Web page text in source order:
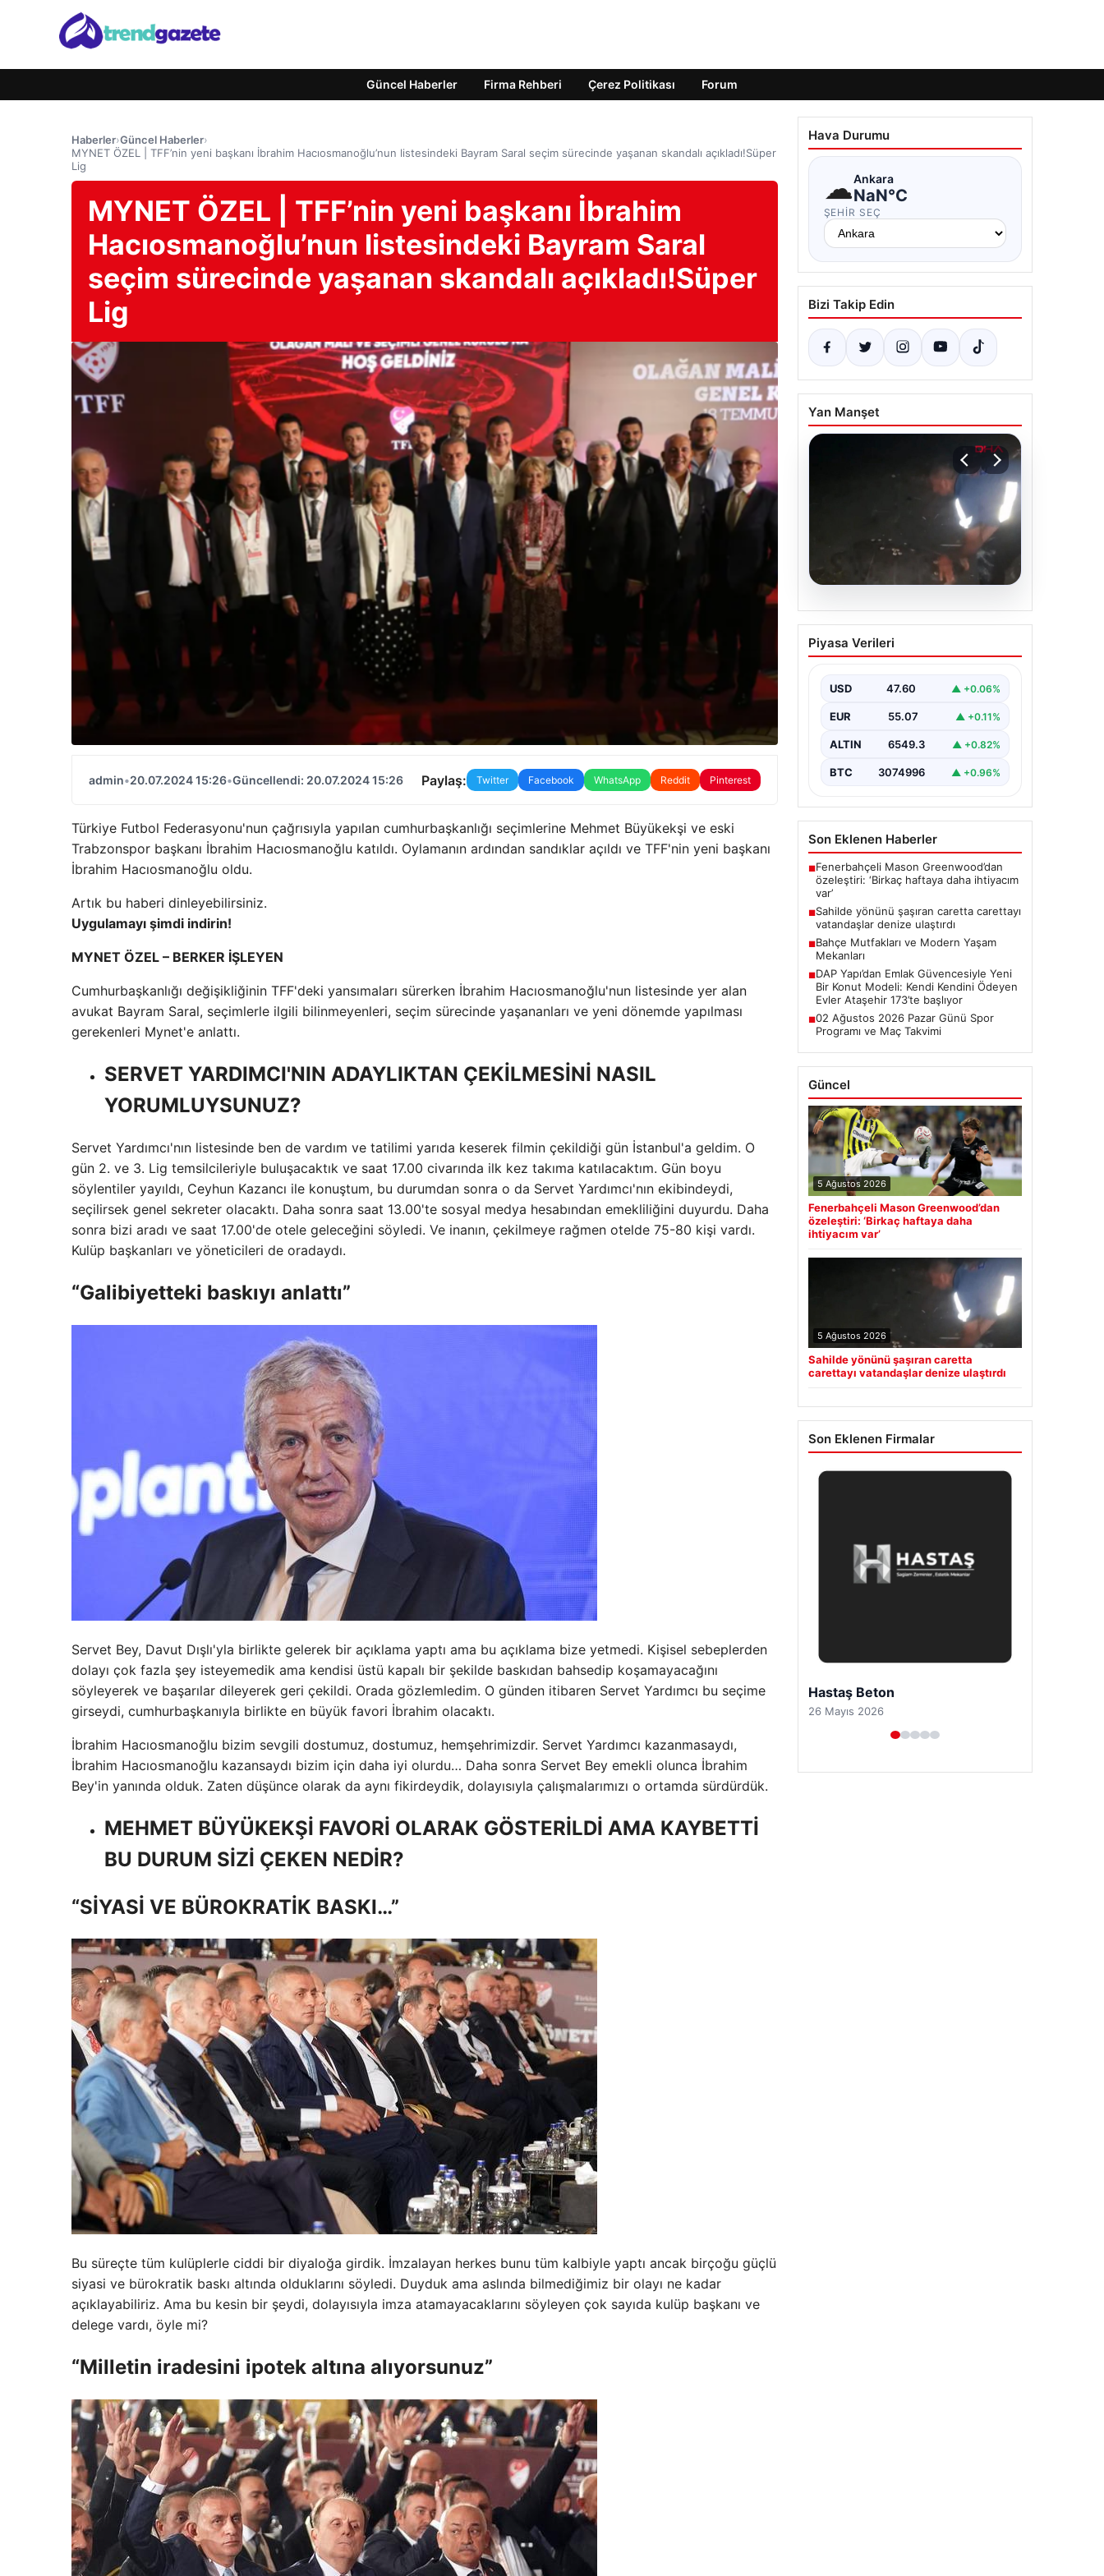
Güncel Haberler Firma Rehberi Çerez Politikası Forum
Haberler›Güncel Haberler›
MYNET ÖZEL | TFF’nin yeni başkanı İbrahim Hacıosmanoğlu’nun listesindeki Bayram Saral seçim sürecinde yaşanan skandalı açıkladı!Süper
Lig
MYNET ÖZEL | TFF’nin yeni başkanı İbrahim
Hacıosmanoğlu’nun listesindeki Bayram Saral
seçim sürecinde yaşanan skandalı açıkladı!Süper
Lig
admin•20.07.2024 15:26•Güncellendi: 20.07.2024 15:26 Paylaş: Twitter Facebook WhatsApp Reddit Pinterest
Türkiye Futbol Federasyonu'nun çağrısıyla yapılan cumhurbaşkanlığı seçimlerine Mehmet Büyükekşi ve eski
Trabzonspor başkanı İbrahim Hacıosmanoğlu katıldı. Oylamanın ardından sandıklar açıldı ve TFF'nin yeni başkanı
İbrahim Hacıosmanoğlu oldu.
Artık bu haberi dinleyebilirsiniz.
Uygulamayı şimdi indirin!
MYNET ÖZEL – BERKER İŞLEYEN
Cumhurbaşkanlığı değişikliğinin TFF'deki yansımaları sürerken İbrahim Hacıosmanoğlu'nun listesinde yer alan
avukat Bayram Saral, seçimlerle ilgili bilinmeyenleri, seçim sürecinde yaşananları ve yeni dönemde yapılması
gerekenleri Mynet'e anlattı.
SERVET YARDIMCI'NIN ADAYLIKTAN ÇEKİLMESİNİ NASIL
YORUMLUYSUNUZ?
Servet Yardımcı'nın listesinde ben de vardım ve tatilimi yarıda keserek filmin çekildiği gün İstanbul'a geldim. O
gün 2. ve 3. Lig temsilcileriyle buluşacaktık ve saat 17.00 civarında ilk kez takıma katılacaktım. Gün boyu
söylentiler yayıldı, Ceyhun Kazancı ile konuştum, bu durumdan sonra o da Servet Yardımcı'nın ekibindeydi,
seçilirsek genel sekreter olacaktı. Daha sonra saat 13.00'te sosyal medya hesabından emekliliğini duyurdu. Daha
sonra bizi aradı ve saat 17.00'de otele geleceğini söyledi. Ve inanın, çekilmeye rağmen otelde 75-80 kişi vardı.
Kulüp başkanları ve yöneticileri de oradaydı.
“Galibiyetteki baskıyı anlattı”
Servet Bey, Davut Dışlı'yla birlikte gelerek bir açıklama yaptı ama bu açıklama bize yetmedi. Kişisel sebeplerden
dolayı çok fazla şey isteyemedik ama kendisi üstü kapalı bir şekilde baskıdan bahsedip koşamayacağını
söyleyerek ve başarılar dileyerek geri çekildi. Orada gözlemledim. O günden itibaren Servet Yardımcı bu seçime
girseydi, cumhurbaşkanıyla birlikte en büyük favori İbrahim olacaktı.
İbrahim Hacıosmanoğlu bizim sevgili dostumuz, dostumuz, hemşehrimizdir. Servet Yardımcı kazanmasaydı,
İbrahim Hacıosmanoğlu kazansaydı bizim için daha iyi olurdu… Daha sonra Servet Bey emekli olunca İbrahim
Bey'in yanında olduk. Zaten düşünce olarak da aynı fikirdeydik, dolayısıyla çalışmalarımızı o ortamda sürdürdük.
MEHMET BÜYÜKEKŞİ FAVORİ OLARAK GÖSTERİLDİ AMA KAYBETTİ
BU DURUM SİZİ ÇEKEN NEDİR?
“SİYASİ VE BÜROKRATİK BASKI…”
Bu süreçte tüm kulüplerle ciddi bir diyaloğa girdik. İmzalayan herkes bunu tüm kalbiyle yaptı ancak birçoğu güçlü
siyasi ve bürokratik baskı altında olduklarını söyledi. Duyduk ama aslında bilmediğimiz bir olayı ne kadar
açıklayabiliriz. Ama bu kesin bir şeydi, dolayısıyla imza atamayacaklarını söyleyen çok sayıda kulüp başkanı ve
delege vardı, öyle mi?
“Milletin iradesini ipotek altına alıyorsunuz”
Hava Durumu
☁Ankara
NaN°C
ŞEHIR SEÇ
Bizi Takip Edin
Yan Manşet
05.08.2026
Sahilde yönünü şaşıran
caretta carettayı
ulaştırdı
Piyasa Verileri
USD 47.60 ▲ +0.06%
EUR 55.07 ▲ +0.11%
ALTIN 6549.3 ▲ +0.82%
BTC 3074996 ▲ +0.96%
Son Eklenen Haberler
■Fenerbahçeli Mason Greenwood’dan
özeleştiri: ‘Birkaç haftaya daha ihtiyacım
var’
■Sahilde yönünü şaşıran caretta carettayı
vatandaşlar denize ulaştırdı
■Bahçe Mutfakları ve Modern Yaşam
Mekanları
■DAP Yapı’dan Emlak Güvencesiyle Yeni
Bir Konut Modeli: Kendi Kendini Ödeyen
Evler Ataşehir 173’te başlıyor
■02 Ağustos 2026 Pazar Günü Spor
Programı ve Maç Takvimi
Güncel
5 Ağustos 2026
Fenerbahçeli Mason Greenwood’dan
özeleştiri: ‘Birkaç haftaya daha
ihtiyacım var’
5 Ağustos 2026
Sahilde yönünü şaşıran caretta
carettayı vatandaşlar denize ulaştırdı
Son Eklenen Firmalar
Prenses Night Club
29 Nisan 2026